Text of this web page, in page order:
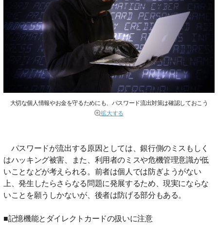
大切な個人情報やお金を守るためにも、パスワード流出対策は確認しておこう
拡大する
パスワードが流出する原因としては、銀行側のミスもしく
はハッキング被害、また、利用者のミスや危機管理意識が低
いことなどが考えられる。前者は個人では防ぎようがない
上、発生したらさらなる問題に発展するため、現実にならな
いことを願うしかないが、後者は防げる部分もある。
■記憶機能とダイレクトカードの扱いに注意